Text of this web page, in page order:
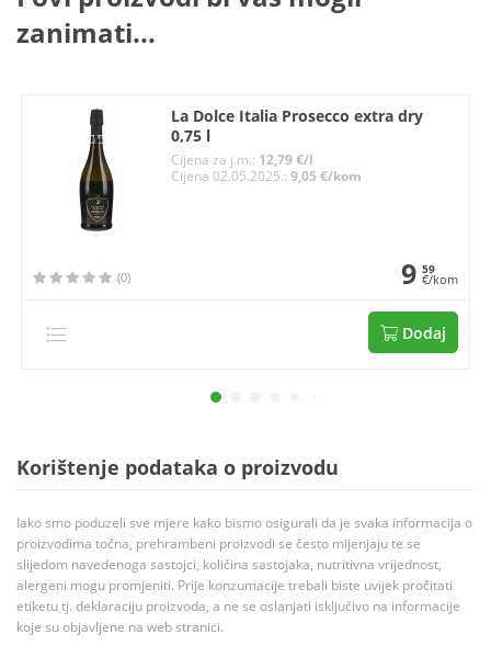
zanimati...
La Dolce Italia Prosecco extra dry
0,75 l
Cijena za j.m.: 12,79 €/l
Cijena 02.05.2025.:9,05 €/kom
(0) 9 59
€/kom
Dodaj
Korištenje podataka o proizvodu
Iako smo poduzeli sve mjere kako bismo osigurali da je svaka informacija o
proizvodima točna, prehrambeni proizvodi se često mijenjaju te se
slijedom navedenoga sastojci, količina sastojaka, nutritivna vrijednost,
alergeni mogu promjeniti. Prije konzumacije trebali biste uvijek pročitati
etiketu tj. deklaraciju proizvoda, a ne se oslanjati isključivo na informacije
koje su objavljene na web stranici.